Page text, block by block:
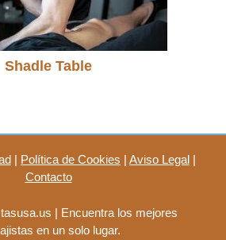
Shadle Table
| Política de Cookies | Aviso Legal |
Contacto
| Encuentra los mejores
en un solo lugar.